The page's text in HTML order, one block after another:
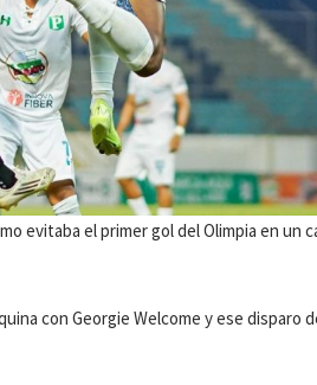
evitaba el primer gol del Olimpia en un
con Georgie Welcome y ese disparo